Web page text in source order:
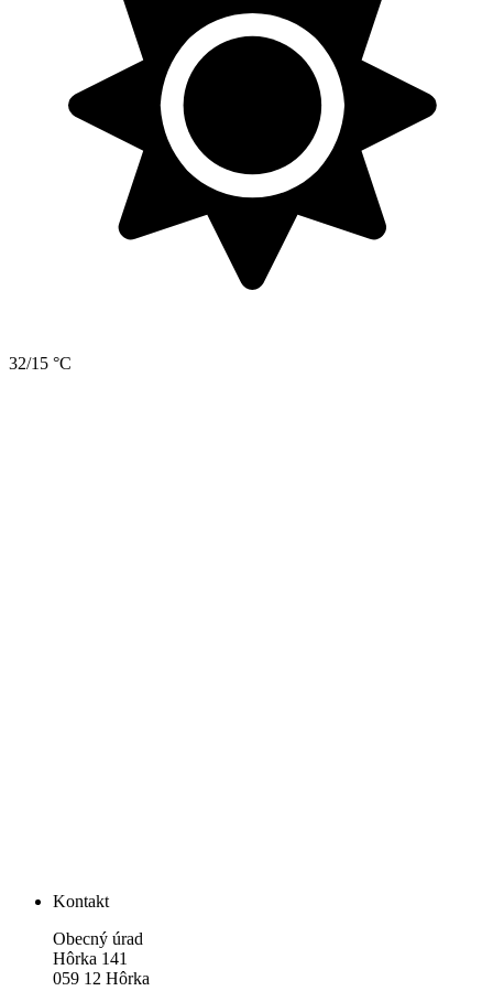
32/15 °C
Kontakt
Obecný úrad
Hôrka 141
059 12 Hôrka